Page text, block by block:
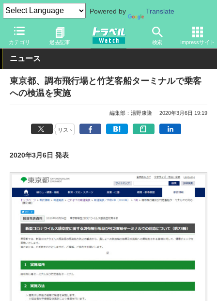
Powered by Translate
カテゴリ 過去記事 検索 Impressサイト
トラベル Watch 旅の方法 空旅 空港
ニュース
東京都、調布飛行場と竹芝客船ターミナルで乗客
への検温を実施
編集部：湯野康隆 2020年3月6日 19:19
リスト
2020年3月6日 発表